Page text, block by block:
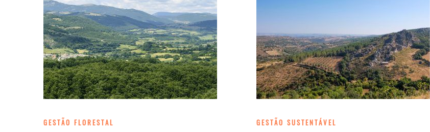
GESTÃO FLORESTAL GESTÃO SUSTENTÁVEL